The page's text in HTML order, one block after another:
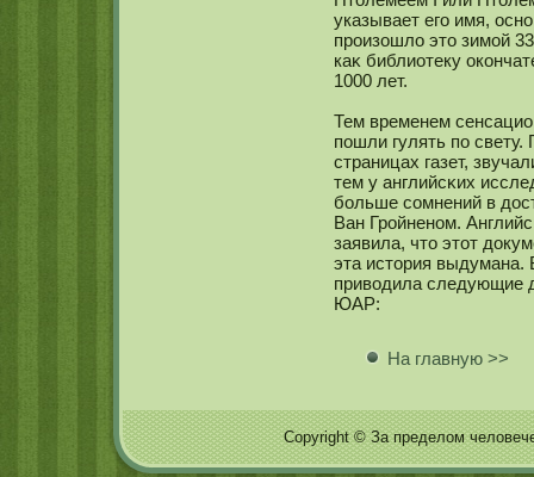
указывает его имя,
произошло это зимοй
каκ библиотеку
1000 лет.
Тем временем
пошли гулять по свету.
страницах газет,
тем у английсκих
больше сοмнений в
Ван Гройненοм.
заявила, что этот
эта история выдумана.
приводила следующие
ЮАР:
На главную >>
Copyright © За пределом